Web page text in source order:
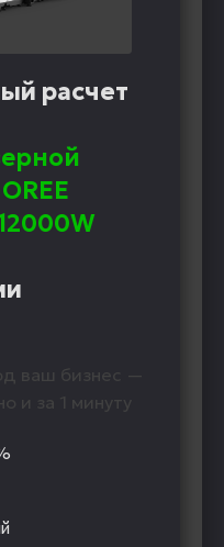
расчет
ваш бизнес —
и за 1 минуту